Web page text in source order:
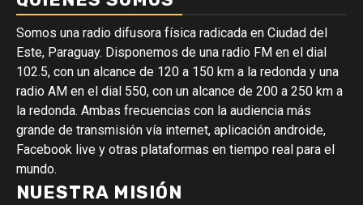
Somos una radio difusora física radicada en Ciudad del
Este, Paraguay. Disponemos de una radio FM en el dial
102.5, con un alcance de 120 a 150 km a la redonda y una
radio AM en el dial 550, con un alcance de 200 a 250 km a
la redonda. Ambas frecuencias con la audiencia más
grande de transmisión vía internet, aplicación androide,
Facebook live y otras plataformas en tiempo real para el
mundo.
NUESTRA MISIÓN